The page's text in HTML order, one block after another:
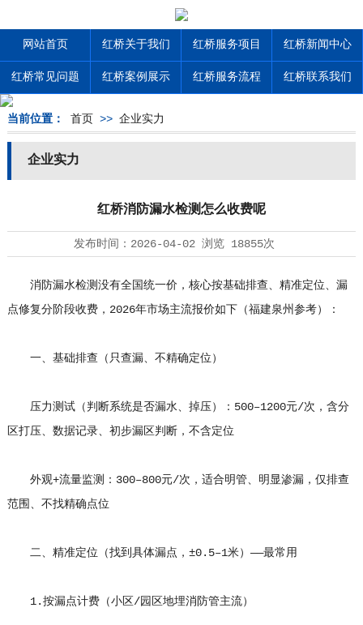
网站首页 红桥关于我们 红桥服务项目 红桥新闻中心
红桥常见问题 红桥案例展示 红桥服务流程 红桥联系我们
当前位置： 首页 >> 企业实力
企业实力
红桥消防漏水检测怎么收费呢
发布时间： 2026-04-02浏览 18855次
消防漏水检测没有全国统一价，核心按基础排查、精准定位、漏
点修复分阶段收费，2026年市场主流报价如下（福建泉州参考）：
一、基础排查（只查漏、不精确定位）
压力测试（判断系统是否漏水、掉压）：500–1200元/次，含分
区打压、数据记录、初步漏区判断，不含定位
外观+流量监测：300–800元/次，适合明管、明显渗漏，仅排查
范围、不找精确点位
二、精准定位（找到具体漏点，±0.5–1米）——最常用
1.按漏点计费（小区/园区地埋消防管主流）